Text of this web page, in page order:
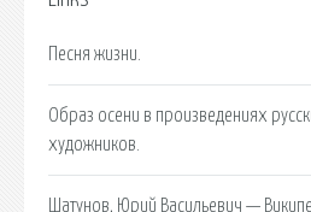
Песня жизни.
Образ осени в произведениях
художников.
Шатунов, Юрий Васильевич —